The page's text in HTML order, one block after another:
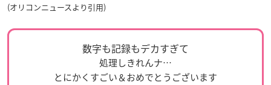
(オリコンニュースより引用)
数字も記録もデカすぎて
処理しきれんナ…
とにかくすごい＆おめでとうございます